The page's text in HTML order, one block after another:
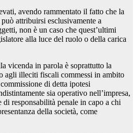
avendo rammentato il fatto che la
attribuirsi esclusivamente a
non è un caso che quest’ultimi
alla luce del ruolo o della carica
vicenda in parola è soprattutto la
agli illeciti fiscali commessi in ambito
di detta ipotesi
sia operativo nell’impresa,
responsabilità penale in capo a chi
della società, come